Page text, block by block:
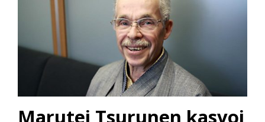
Marutei Tsurunen kasvoi